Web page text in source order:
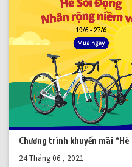
Chương trình khuyến mãi
24 Tháng 06 , 2021